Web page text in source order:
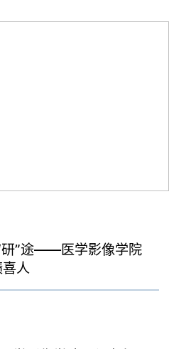
研”途——医学影像学院
人